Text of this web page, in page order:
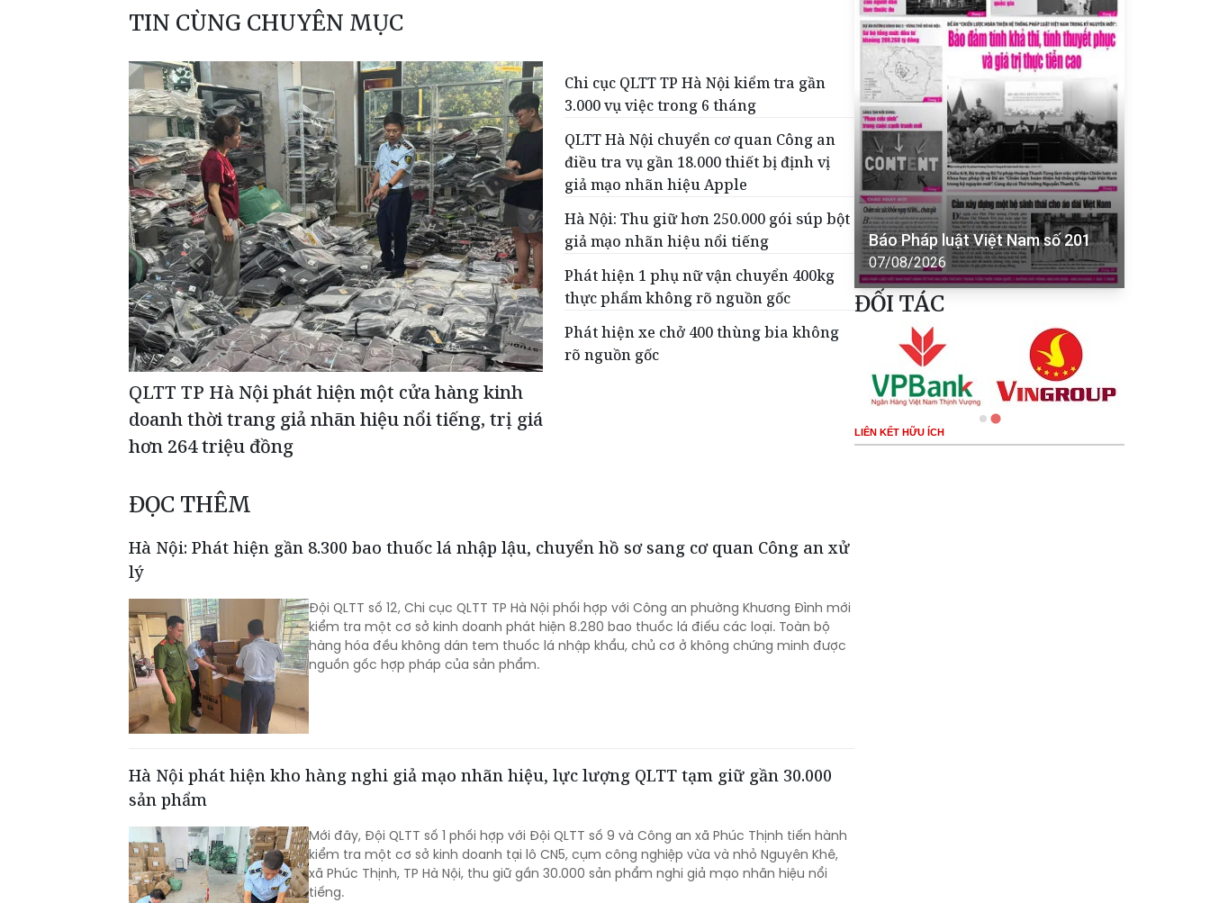
TIN CÙNG CHUYÊN MỤC
QLTT TP Hà Nội phát hiện một cửa hàng kinh
doanh thời trang giả nhãn hiệu nổi tiếng, trị giá
hơn 264 triệu đồng
Chi cục QLTT TP Hà Nội kiểm tra gần
3.000 vụ việc trong 6 tháng
QLTT Hà Nội chuyển cơ quan Công an
điều tra vụ gần 18.000 thiết bị định vị
giả mạo nhãn hiệu Apple
Hà Nội: Thu giữ hơn 250.000 gói súp bột
giả mạo nhãn hiệu nổi tiếng
Phát hiện 1 phụ nữ vận chuyển 400kg
thực phẩm không rõ nguồn gốc
Phát hiện xe chở 400 thùng bia không
rõ nguồn gốc
ĐỌC THÊM
Hà Nội: Phát hiện gần 8.300 bao thuốc lá nhập lậu, chuyển hồ sơ sang cơ quan Công an xử
lý
Đội QLTT số 12, Chi cục QLTT TP Hà Nội phối hợp với Công an phường Khương Đình mới
kiểm tra một cơ sở kinh doanh phát hiện 8.280 bao thuốc lá điếu các loại. Toàn bộ
hàng hóa đều không dán tem thuốc lá nhập khẩu, chủ cơ ở không chứng minh được
nguồn gốc hợp pháp của sản phẩm.
Hà Nội phát hiện kho hàng nghi giả mạo nhãn hiệu, lực lượng QLTT tạm giữ gần 30.000
sản phẩm
Mới đây, Đội QLTT số 1 phối hợp với Đội QLTT số 9 và Công an xã Phúc Thịnh tiến hành
kiểm tra một cơ sở kinh doanh tại lô CN5, cụm công nghiệp vừa và nhỏ Nguyên Khê,
xã Phúc Thịnh, TP Hà Nội, thu giữ gần 30.000 sản phẩm nghi giả mạo nhãn hiệu nổi
tiếng.
Báo Pháp luật Việt Nam số 201
07/08/2026
ĐỐI TÁC
LIÊN KẾT HỮU ÍCH